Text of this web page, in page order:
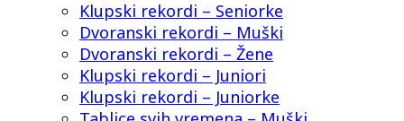
Klupski rekordi – Seniorke
Dvoranski rekordi – Muški
Dvoranski rekordi – Žene
Klupski rekordi – Juniori
Klupski rekordi – Juniorke